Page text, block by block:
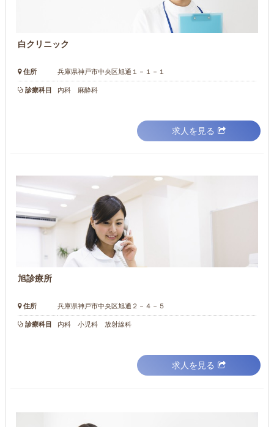
白クリニック
住所 兵庫県神戸市中央区旭通１－１－１
診療科目 内科 麻酔科
求人を見る
旭診療所
住所 兵庫県神戸市中央区旭通２－４－５
診療科目 内科 小児科 放射線科
求人を見る